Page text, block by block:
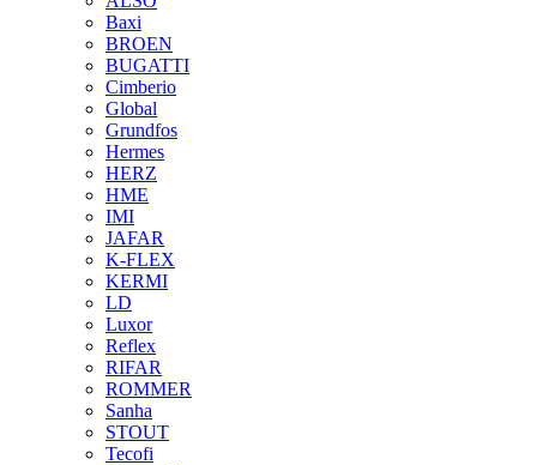
Baxi
BROEN
BUGATTI
Cimberio
Global
Grundfos
Hermes
HERZ
HME
IMI
JAFAR
K-FLEX
KERMI
LD
Luxor
Reflex
RIFAR
ROMMER
Sanha
STOUT
Tecofi